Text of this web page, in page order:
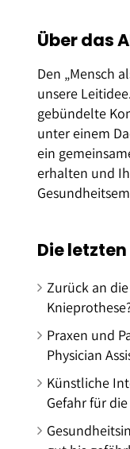
Über das
Den „Mensch
unsere
gebündelte
unter einem
ein
erhalten und
Die
Zurück an
Praxen und
Physician
Künstliche
Gefahr für